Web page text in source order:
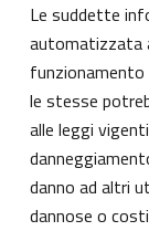
Le suddette
automatizzata
le stesse
alle leggi
danno ad altri
dannose o